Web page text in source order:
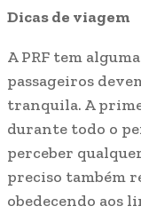
Dicas de viagem
A PRF tem
passageiros
tranquila. A
durante todo o
perceber
preciso também
obedecendo aos